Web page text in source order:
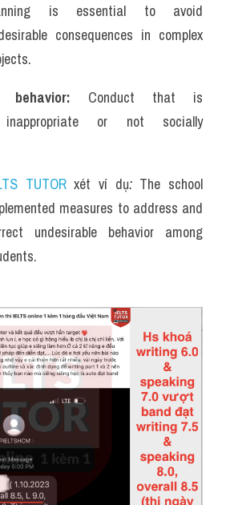
is essential to avoid
consequences in complex
behavior: Conduct that is
inappropriate or not socially
TUTOR xét ví dụ: The school
measures to address and
undesirable behavior among